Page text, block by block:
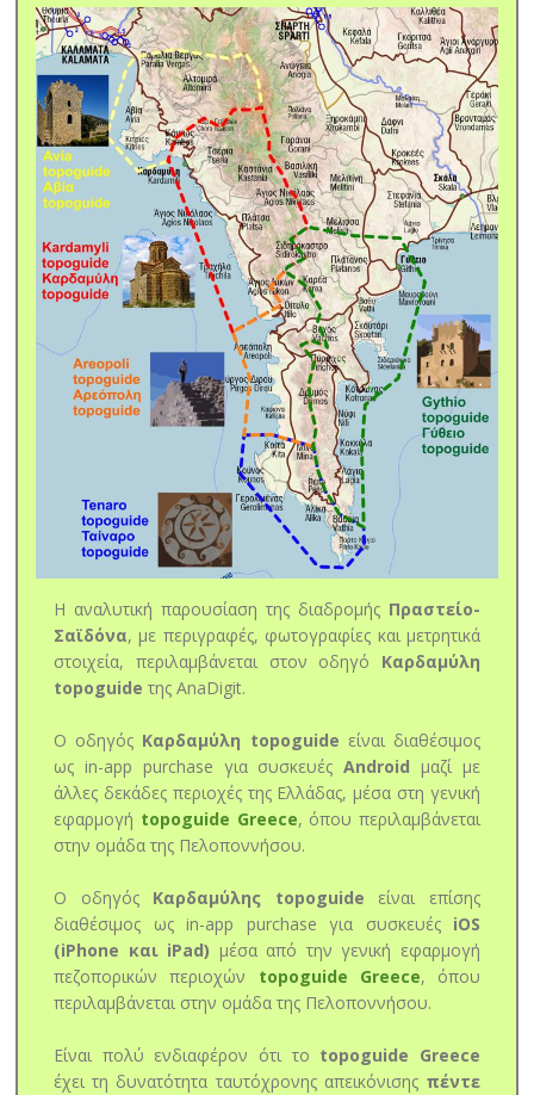
Η αναλυτική παρουσίαση της διαδρομής Πραστείο-
Σαϊδόνα, με περιγραφές, φωτογραφίες και μετρητικά
στοιχεία, περιλαμβάνεται στον οδηγό Καρδαμύλη
topoguide της AnaDigit.
Ο οδηγός Καρδαμύλη topoguide είναι διαθέσιμος
ως in-app purchase για συσκευέςAndroid μαζί με
άλλες δεκάδες περιοχές της Ελλάδας, μέσα στη γενική
εφαρμογή topoguide Greece, όπου περιλαμβάνεται
στην ομάδα της Πελοποννήσου.
Ο οδηγός Καρδαμύλης topoguide είναι επίσης
διαθέσιμος ως in-app purchase για συσκευές iOS
(iPhone και iPad) μέσα από την γενική εφαρμογή
πεζοπορικών περιοχών topoguide Greece, όπου
περιλαμβάνεται στην ομάδα της Πελοποννήσου.
Είναι πολύ ενδιαφέρον ότι το topoguide Greece
έχει τη δυνατότητα ταυτόχρονης απεικόνισης πέντε